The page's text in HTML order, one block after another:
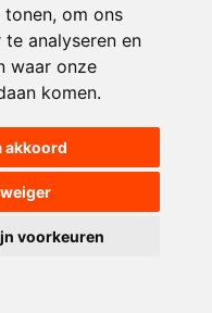
om ons
analyseren en
waar onze
komen.
akkoord
voorkeuren